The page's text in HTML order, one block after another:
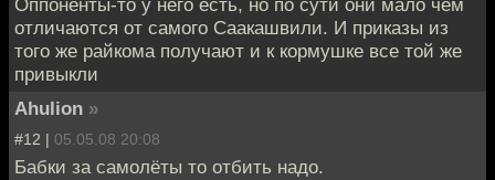
Оппоненты-то у него есть, но по сути они мало чем
отличаются от самого Саакашвили. И приказы из
того же райкома получают и к кормушке все той же
привыкли
Ahulion »
#12 | 05.05.08 20:08
Бабки за самолёты то отбить надо.